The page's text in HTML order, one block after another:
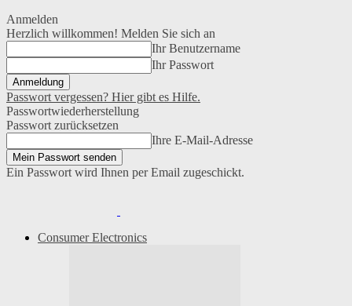
Anmelden
Herzlich willkommen! Melden Sie sich an
Ihr Benutzername
Ihr Passwort
Passwort vergessen? Hier gibt es Hilfe.
Passwortwiederherstellung
Passwort zurücksetzen
Ihre E-Mail-Adresse
Ein Passwort wird Ihnen per Email zugeschickt.
Consumer Electronics